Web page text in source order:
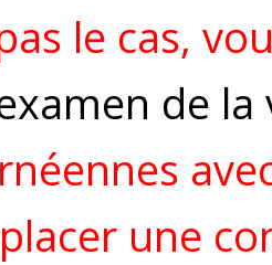
le cas,
de la
une